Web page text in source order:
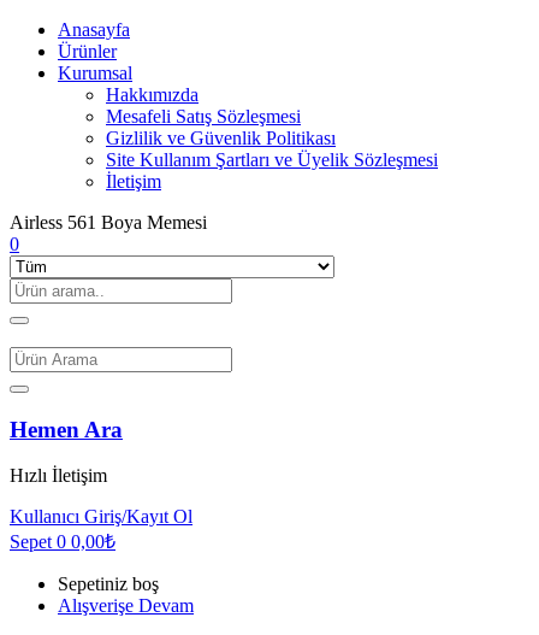
Anasayfa
Ürünler
Kurumsal
Hakkımızda
Mesafeli Satış Sözleşmesi
Gizlilik ve Güvenlik Politikası
Site Kullanım Şartları ve Üyelik Sözleşmesi
İletişim
Airless 561 Boya Memesi
0
Hemen Ara
Hızlı İletişim
Kullanıcı Giriş/Kayıt Ol
Sepet 0 0,00₺
Sepetiniz boş
Alışverişe Devam